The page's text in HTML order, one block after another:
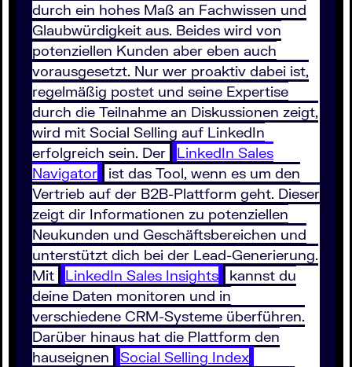
durch ein hohes Maß an Fachwissen und
Glaubwürdigkeit aus. Beides wird von
potenziellen Kunden aber eben auch
vorausgesetzt. Nur wer proaktiv dabei ist,
regelmäßig postet und seine Expertise
durch die Teilnahme an Diskussionen zeigt,
wird mit Social Selling auf LinkedIn
erfolgreich sein. Der
LinkedIn Sales
Navigator
ist das Tool, wenn es um den
Vertrieb auf der B2B-Plattform geht. Dieser
zeigt dir Informationen zu potenziellen
Neukunden und Geschäftsbereichen und
unterstützt dich bei der Lead-Generierung.
Mit
LinkedIn Sales Insights
kannst du
deine Daten monitoren und in
verschiedene CRM-Systeme überführen.
Darüber hinaus hat die Plattform den
hauseignen
Social Selling Index